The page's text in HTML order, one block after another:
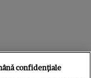
confidențiale